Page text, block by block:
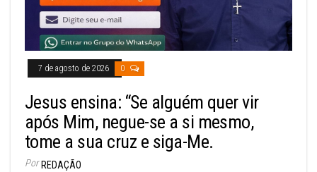
7 de agosto de 2026 0
Jesus ensina: “Se alguém quer vir
após Mim, negue-se a si mesmo,
tome a sua cruz e siga-Me.
Por REDAÇÃO